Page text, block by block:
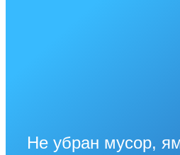
Не убран мусор,